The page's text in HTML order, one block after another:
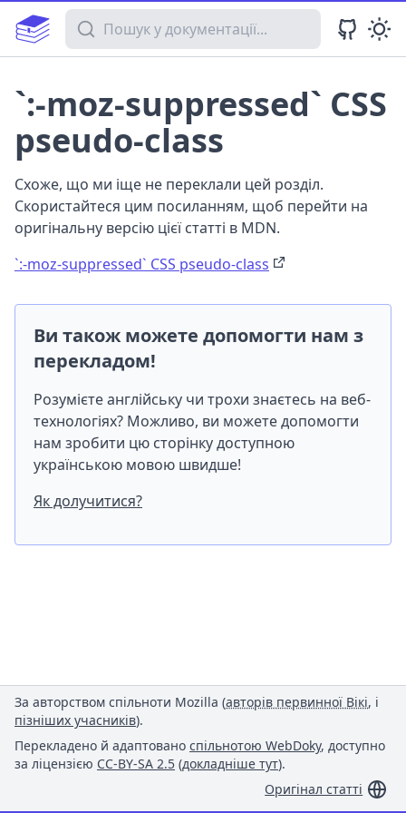
Пошук у документації
`:-moz-suppressed` CSS
pseudo-class
Схоже, що ми іще не переклали цей розділ.
Скористайтеся цим посиланням, щоб перейти на
оригінальну версію цієї статті в MDN.
`:-moz-suppressed` CSS pseudo-class
Ви також можете допомогти нам з
перекладом!
Розумієте англійську чи трохи знаєтесь на веб-
технологіях? Можливо, ви можете допомогти
нам зробити цю сторінку доступною
українською мовою швидше!
Як долучитися?
За авторством спільноти Mozilla (авторів первинної Вікі, і
пізніших учасників).
Перекладено й адаптовано спільнотою WebDoky, доступно
за ліцензією CC-BY-SA 2.5 (докладніше тут).
Оригінал статті